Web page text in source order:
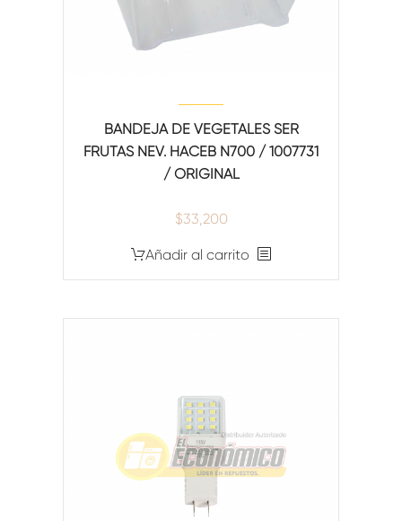
BANDEJA DE VEGETALES SER
FRUTAS NEV. HACEB N700 / 1007731
/ ORIGINAL
$33,200
Añadir al carrito